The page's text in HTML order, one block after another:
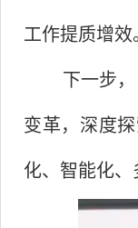
工作提质增效
下一步
变革，深度
化、智能化